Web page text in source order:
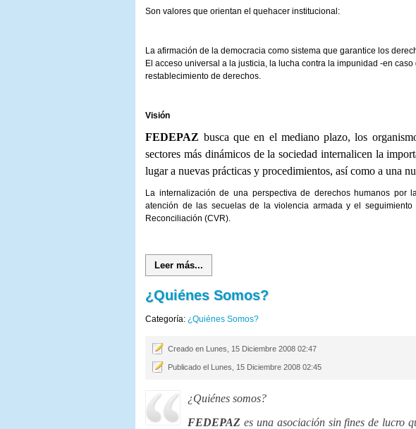
Son valores que orientan el quehacer institucional:
La afirmación de la democracia como sistema que garantice los
El acceso universal a la justicia, la lucha contra la impunidad -en
restablecimiento de derechos.
Visión
FEDEPAZ busca que en el mediano plazo, los
sectores más dinámicos de la sociedad internalicen la
lugar a nuevas prácticas y procedimientos, así como a una
La internalización de una perspectiva de derechos humanos por
atención de las secuelas de la violencia armada y el
Reconciliación (CVR).
Leer más...
¿Quiénes Somos?
Categoría:¿Quiénes Somos?
Creado en Lunes, 15 Diciembre 2008 02:47
Publicado el Lunes, 15 Diciembre 2008 02:45
¿Quiénes somos?
FEDEPAZ es una asociación sin fines de lucro